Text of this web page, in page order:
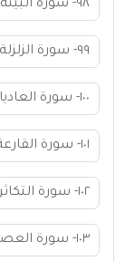
٩٨- سورة البينة
٩٩- سورة الزلزلة
١٠٠- سورة العاديات
١٠١- سورة القارعة
١٠٢- سورة التكاثر
١٠٣- سورة العصر